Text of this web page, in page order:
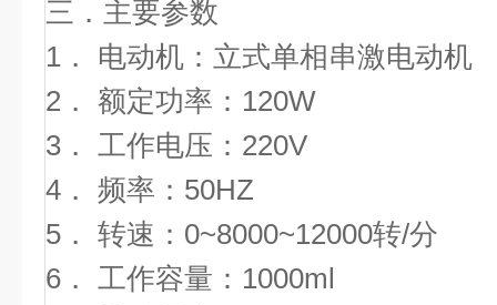
三 ． 主要参数
1． 电动机：立式单相串激电动机
2． 额定功率：120W
3． 工作电压：220V
4． 频率：50HZ
5． 转速：0~8000~12000转/分
6． 工作容量：1000ml